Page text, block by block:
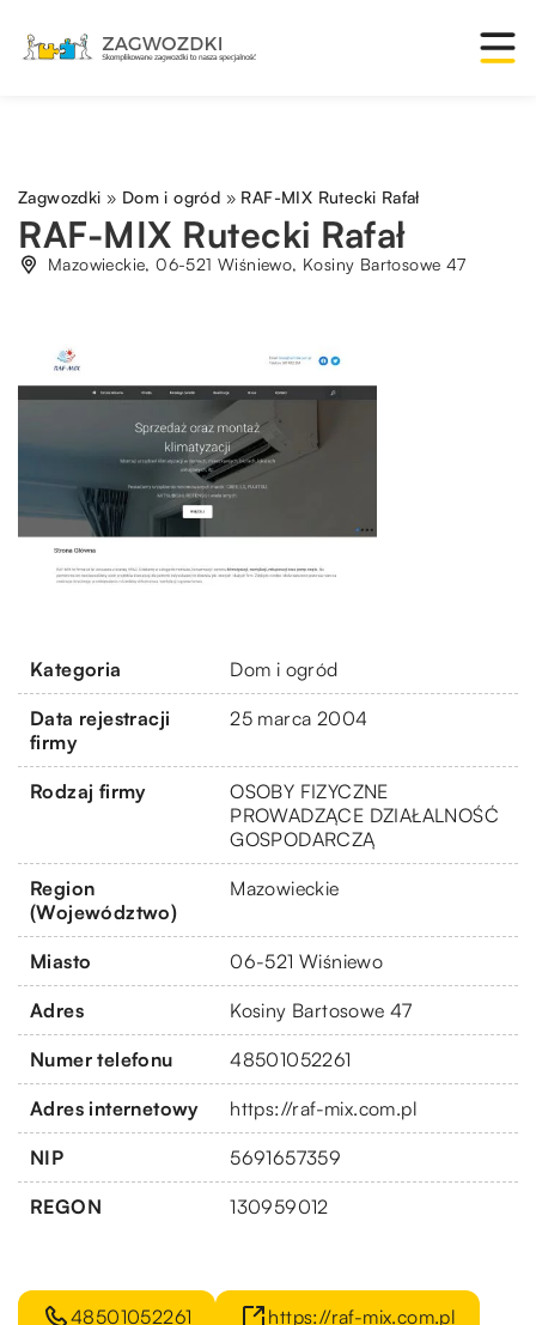
Zagwozdki » Dom i ogród » RAF-MIX Rutecki Rafał
RAF-MIX Rutecki Rafał
Mazowieckie, 06-521 Wiśniewo, Kosiny Bartosowe 47
Kategoria Dom i ogród
Data rejestracji
firmy
25 marca 2004
Rodzaj firmy
OSOBY FIZYCZNE
PROWADZĄCE DZIAŁALNOŚĆ
GOSPODARCZĄ
Region
(Województwo)
Mazowieckie
Miasto 06-521 Wiśniewo
Adres Kosiny Bartosowe 47
Numer telefonu 48501052261
Adres internetowy https://raf-mix.com.pl
NIP 5691657359
REGON 130959012
48501052261 https://raf-mix.com.pl